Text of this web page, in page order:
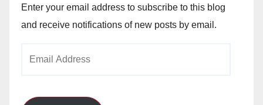
Enter your email address to subscribe to this blog
and receive notifications of new posts by email.